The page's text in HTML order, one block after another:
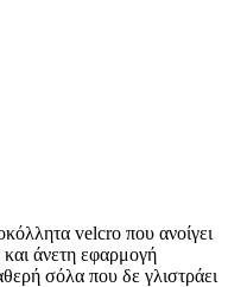
velcro που ανοίγει
άνετη εφαρμογή
σόλα που δε γλιστράει